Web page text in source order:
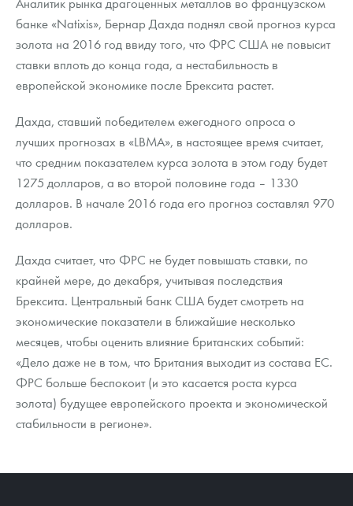
Аксессуары
Год Лошади
Флот: ледоколы и корабли
Жетоны "Необыкновенные обитатели глубин"
Русская нумизматика
Золотая карманная галерея
Наборы подарочных и коллекционных монет
Монеты и жетоны из недрагоценных металлов
Книги по нумизматике
Выкуп серебряных монет
Памятка для работы с монетами из драгметаллов
Монеты
Политика конфиденциальности
Политика использования Cookies
2026 год
Георгий Победоносец - динамика цен
Скупка слитков
Наши преимущества
Пресс-служба
банке «Natixis», Бернар Дахда поднял свой прогноз курса
золота на 2016 год ввиду того, что ФРС США не повысит
ставки вплоть до конца года, а нестабильность в
европейской экономике после Брексита растет.
Дахда, ставший победителем ежегодного опроса о
лучших прогнозах в «LBMA», в настоящее время считает,
что средним показателем курса золота в этом году будет
1275 долларов, а во второй половине года – 1330
долларов. В начале 2016 года его прогноз составлял 970
долларов.
Дахда считает, что ФРС не будет повышать ставки, по
крайней мере, до декабря, учитывая последствия
Брексита. Центральный банк США будет смотреть на
экономические показатели в ближайшие несколько
месяцев, чтобы оценить влияние британских событий:
«Дело даже не в том, что Британия выходит из состава ЕС.
ФРС больше беспокоит (и это касается роста курса
золота) будущее европейского проекта и экономической
стабильности в регионе».